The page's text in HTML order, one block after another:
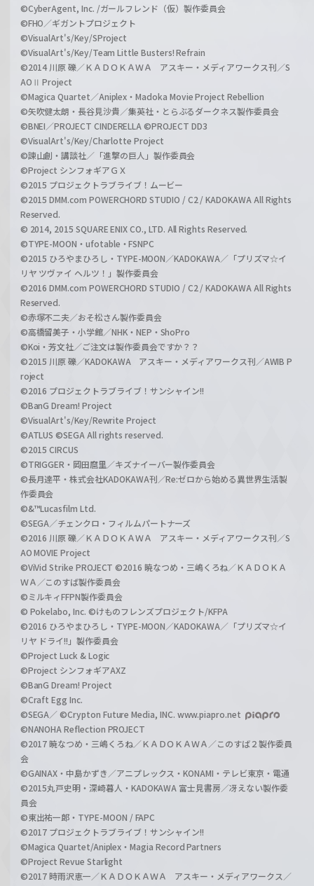
©CyberAgent, Inc. /ガールフレンド（仮）製作委員会
©FHO／ギガントプロジェクト
©VisualArt's/Key/SProject
©VisualArt's/Key/Team Little Busters! Refrain
©2014 川原 礫／ＫＡＤＯＫＡＷＡ アスキー・メディアワークス刊／S
AOⅡ Project
©Magica Quartet／Aniplex・Madoka Movie Project Rebellion
©矢吹健太朗・長谷見沙貴／集英社・とらぶるダークネス製作委員会
©BNEI／PROJECT CINDERELLA ©PROJECT DD3
©VisualArt's/Key/Charlotte Project
©諫山創・講談社／「進撃の巨人」製作委員会
©Project シンフォギアＧＸ
©2015 プロジェクトラブライブ！ムービー
©2015 DMM.com POWERCHORD STUDIO / C2 / KADOKAWA All Rights
Reserved.
© 2014, 2015 SQUARE ENIX CO., LTD. All Rights Reserved.
©TYPE-MOON・ufotable・FSNPC
©2015 ひろやまひろし・TYPE-MOON／KADOKAWA／「プリズマ☆イ
リヤ ツヴァイ ヘルツ！」製作委員会
©2016 DMM.com POWERCHORD STUDIO / C2 / KADOKAWA All Rights
Reserved.
©赤塚不二夫／おそ松さん製作委員会
©高橋留美子・小学館／NHK・NEP・ShoPro
©Koi・芳文社／ご注文は製作委員会ですか？？
©2015 川原 礫／KADOKAWA アスキー・メディアワークス刊／AWIB P
roject
©2016 プロジェクトラブライブ！サンシャイン!!
©BanG Dream! Project
©VisualArt's/Key/Rewrite Project
©ATLUS ©SEGA All rights reserved.
©2015 CIRCUS
©TRIGGER・岡田麿里／キズナイーバー製作委員会
©長月達平・株式会社KADOKAWA刊／Re:ゼロから始める異世界生活製
作委員会
©&™Lucasfilm Ltd.
©SEGA／チェンクロ・フィルムパートナーズ
©2016 川原 礫／ＫＡＤＯＫＡＷＡ アスキー・メディアワークス刊／S
AO MOVIE Project
©ViVid Strike PROJECT ©2016 暁なつめ・三嶋くろね／ＫＡＤＯＫＡ
ＷＡ／このすば製作委員会
©ミルキィFFPN製作委員会
© Pokelabo, Inc. ©けものフレンズプロジェクト/KFPA
©2016 ひろやまひろし・TYPE-MOON／KADOKAWA／「プリズマ☆イ
リヤ ドライ!!」製作委員会
©Project Luck & Logic
©Project シンフォギアAXZ
©BanG Dream! Project
©Craft Egg Inc.
©SEGA／ ©Crypton Future Media, INC. www.piapro.net
©NANOHA Reflection PROJECT
©2017 暁なつめ・三嶋くろね／ＫＡＤＯＫＡＷＡ／このすば２製作委員
会
©GAINAX・中島かずき／アニプレックス・KONAMI・テレビ東京・電通
©2015丸戸史明・深崎暮人・KADOKAWA 富士見書房／冴えない製作委
員会
©東出祐一郎・TYPE-MOON / FAPC
©2017 プロジェクトラブライブ！サンシャイン!!
©Magica Quartet/Aniplex・Magia Record Partners
©Project Revue Starlight
©2017 時雨沢恵一／ＫＡＤＯＫＡＷＡ アスキー・メディアワークス／